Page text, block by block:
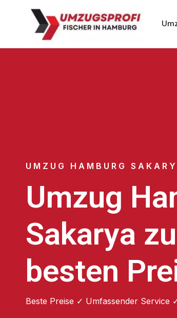
UMZUG HAMBURG
Umzug
Sakarya
besten
Beste Preise ✓ Umfassender Service